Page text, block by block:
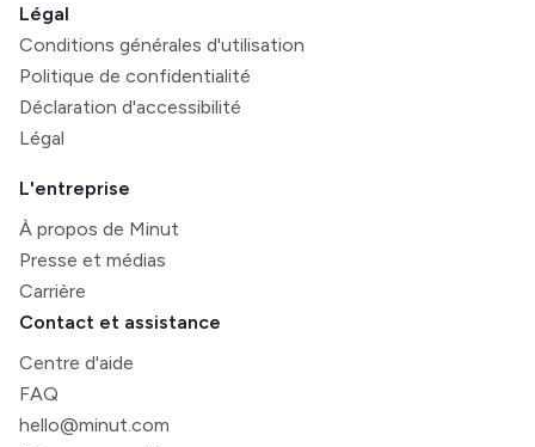
Légal
Conditions générales d'utilisation
Politique de confidentialité
Déclaration d'accessibilité
Légal
L'entreprise
À propos de Minut
Presse et médias
Carrière
Contact et assistance
Centre d'aide
FAQ
hello@minut.com